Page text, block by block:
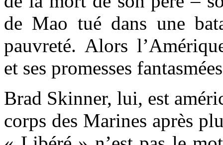
de Mao tué dans une
pauvreté. Alors
et ses promesses
Brad Skinner, lui, est
corps des Marines après